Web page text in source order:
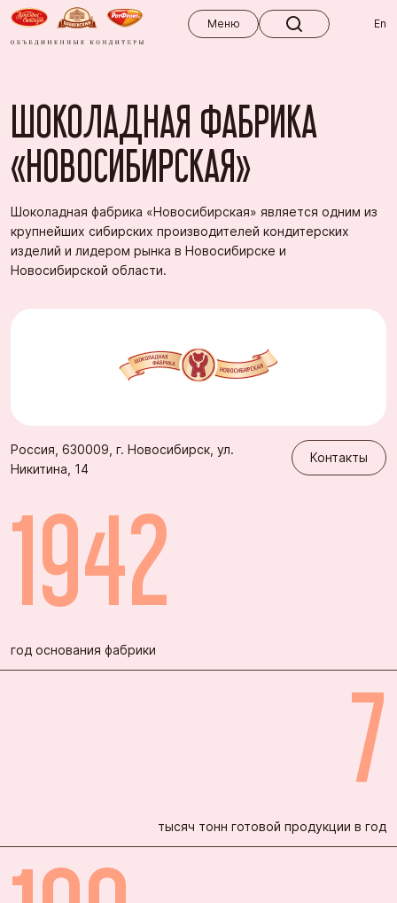
Меню
En
ШОКОЛАДНАЯ ФАБРИКА
«НОВОСИБИРСКАЯ»
Шоколадная фабрика «Новосибирская» является одним из
крупнейших сибирских производителей кондитерских
изделий и лидером рынка в Новосибирске и
Новосибирской области.
Россия, 630009, г. Новосибирск, ул.
Никитина, 14
Контакты
1942
год основания фабрики
7
тысяч тонн готовой продукции в год